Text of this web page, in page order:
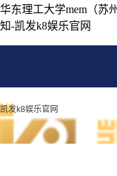
华东理工大学mem（苏
知-凯发k8娱乐官网
凯发k8娱乐官网